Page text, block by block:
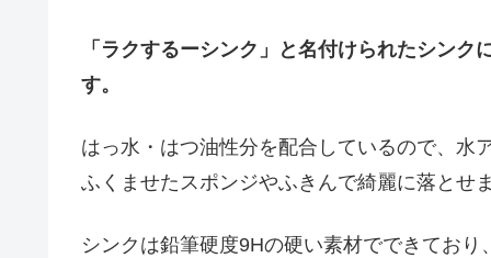
「ラクするーシンク」と名付けられたシン
す。
はっ水・はつ油性分を配合しているので、水
ふくませたスポンジやふきんで綺麗に落とせ
シンクは鉛筆硬度9Hの硬い素材でできてお